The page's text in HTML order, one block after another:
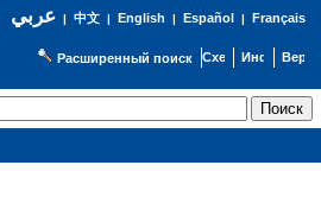
عربي| 中文| English | Español | Français
Расширенный поиск